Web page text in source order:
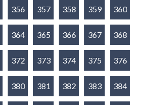
356 357 358 359 360
364 365 366 367 368
372 373 374 375 376
380 381 382 383 384